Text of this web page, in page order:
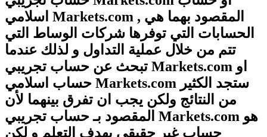
اسلامي Markets.com , المقصود بهما هي
الحسابات التي توفرها شركات الوساط التي
تتم من خلال عملية التداول و لذلك عندما
تبحث عن حساب تجريبي Markets.com او
حساب اسلامي Markets.com ستجد الكثير
من النتائج ولكن يجب ان تفرق بينهما لأن
المقصود بـ حساب تجريبي Markets.com هو
حساب غير حقيقي بهدف التعلم و لكن